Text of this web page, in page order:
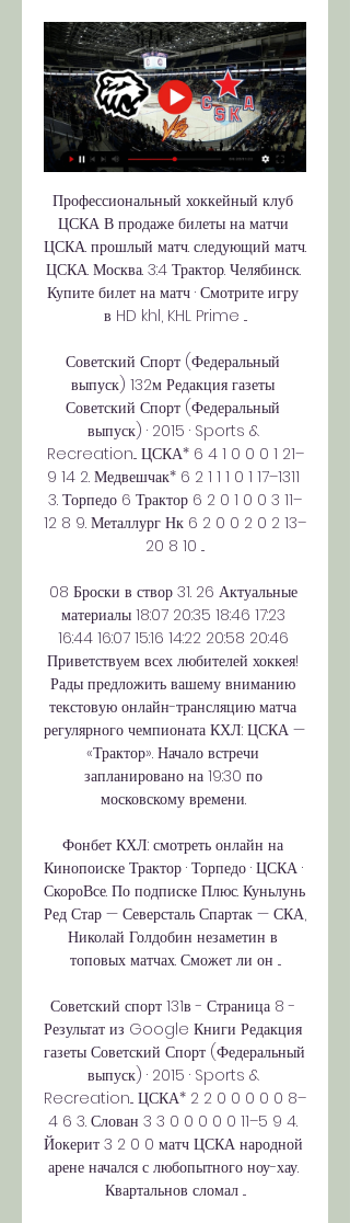
Профессиональный хоккейный клуб
ЦСКА В продаже билеты на матчи
ЦСКА. прошлый матч. следующий матч.
ЦСКА. Москва. 3:4 Трактор. Челябинск.
Купите билет на матч · Смотрите игру
в HD khl, KHL Prime ...
Советский Спорт (Федеральный
выпуск) 132м Редакция газеты
Советский Спорт (Федеральный
выпуск) · 2015 · ‎Sports &
Recreation... ЦСКА* 6 4 1 0 0 0 1 21–
9 14 2. Медвешчак* 6 2 1 1 1 0 1 17–1311
3. Торпедо 6 Трактор 6 2 0 1 0 0 3 11–
12 8 9. Металлург Нк 6 2 0 0 2 0 2 13–
20 8 10 ...
08 Броски в створ 31. 26 Актуальные
материалы 18:07 20:35 18:46 17:23
16:44 16:07 15:16 14:22 20:58 20:46
Приветствуем всех любителей хоккея!
Рады предложить вашему вниманию
текстовую онлайн-трансляцию матча
регулярного чемпионата КХЛ: ЦСКА —
«Трактор». Начало встречи
запланировано на 19:30 по
московскому времени.
Фонбет КХЛ: смотреть онлайн на
Кинопоиске Трактор · Торпедо · ЦСКА ·
СкороВсе. По подписке Плюс. Куньлунь
Ред Стар — Северсталь Спартак — СКА,
Николай Голдобин незаметин в
топовых матчах. Сможет ли он ...
Советский спорт 131в - Страница 8 -
Результат из Google Книги Редакция
газеты Советский Спорт (Федеральный
выпуск) · 2015 · ‎Sports &
Recreation... ЦСКА* 2 2 0 0 0 0 0 8–
4 6 3. Слован 3 3 0 0 0 0 0 11–5 9 4.
Йокерит 3 2 0 0 матч ЦСКА народной
арене начался с любопытного ноу-хау.
Квартальнов сломал ...